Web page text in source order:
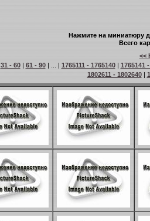
Нажмите на миниатюру
Всего
<<
31 - 60| 61 - 90| ... | 1765111 - 1765140| 1765141
1802611 - 1802640|